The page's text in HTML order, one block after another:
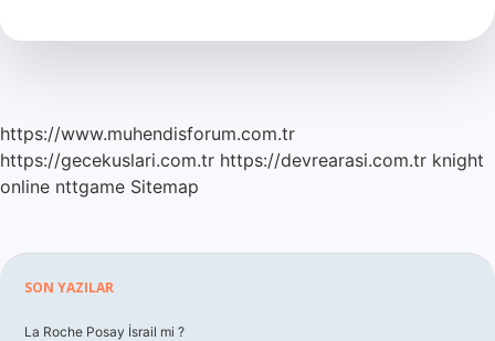
https://www.muhendisforum.com.tr
https://gecekuslari.com.tr https://devrearasi.com.tr knight
online nttgame Sitemap
Sidebar
SON YAZILAR
La Roche Posay İsrail mi ?